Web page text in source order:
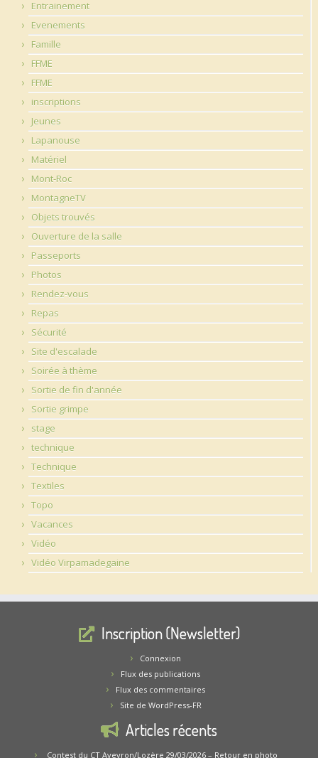
Entrainement
Evenements
Famille
FFME
FFME
inscriptions
Jeunes
Lapanouse
Matériel
Mont-Roc
MontagneTV
Objets trouvés
Ouverture de la salle
Passeports
Photos
Rendez-vous
Repas
Sécurité
Site d'escalade
Soirée à thème
Sortie de fin d'année
Sortie grimpe
stage
technique
Technique
Textiles
Topo
Vacances
Vidéo
Vidéo Virpamadegaine
Inscription (Newsletter)
Connexion
Flux des publications
Flux des commentaires
Site de WordPress-FR
Articles récents
Contest du CT Aveyron/Lozère 29/03/2026 – Retour en photo